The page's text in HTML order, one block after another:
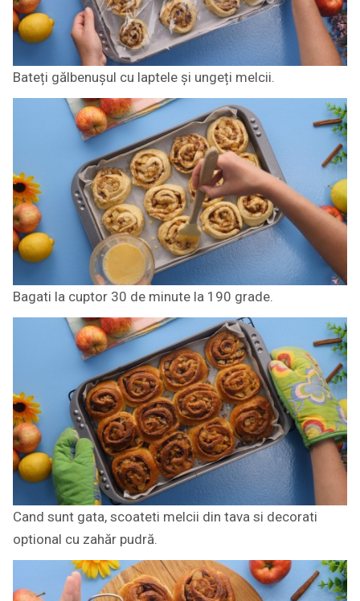
Bateți gălbenușul cu laptele și ungeți melcii.
Bagati la cuptor 30 de minute la 190 grade.
Cand sunt gata, scoateti melcii din tava si decorati
optional cu zahăr pudră.